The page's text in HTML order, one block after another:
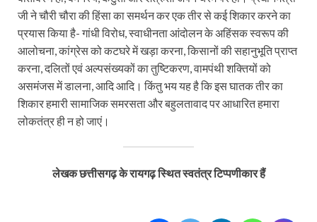
जी ने चौरी चौरा की हिंसा का समर्थन कर एक तीर से कई शिकार करने का
प्रयास किया है- गांधी विरोध, स्वाधीनता आंदोलन के अहिंसक स्वरूप की
आलोचना, कांग्रेस को कटघरे में खड़ा करना, किसानों की सहानुभूति प्राप्त
करना, दलितों एवं अल्पसंख्यकों का तुष्टिकरण, वामपंथी शक्तियों को
असमंजस में डालना, आदि आदि। किंतु भय यह है कि इस घातक तीर का
शिकार हमारी सामाजिक समरसता और बहुलतावाद पर आधारित हमारा
लोकतंत्र ही न हो जाएं।
लेखक छत्तीसगढ़ के रायगढ़ स्थित स्वतंत्र टिप्पणीकार हैं